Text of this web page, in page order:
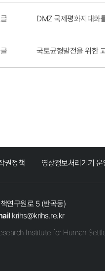
DMZ 국제평화지대화
국토균형발전을 위한
권정책 영상정보처리기기 운
연구원로 5 (반곡동)
krihs@krihs.re.kr
Institute for Human